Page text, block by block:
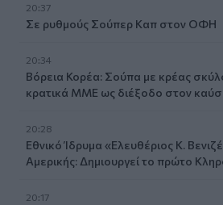
20:37
Σε ρυθμούς Σούπερ Καπ στον ΟΦΗ
20:34
Βόρεια Κορέα: Σούπα με κρέας
κρατικά ΜΜΕ ως διέξοδο στον
20:28
Εθνικό Ίδρυμα «Ελευθέριος Κ.
Αμερικής: Δημιουργεί το πρώτο
20:17